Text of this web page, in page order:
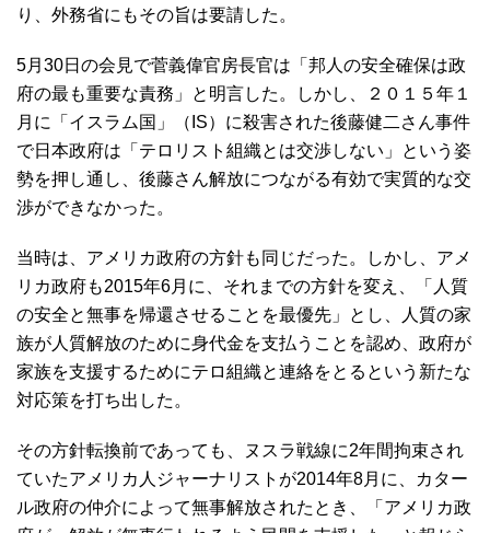
り、外務省にもその旨は要請した。
5月30日の会見で菅義偉官房長官は「邦人の安全確保は政
府の最も重要な責務」と明言した。しかし、２０１５年１
月に「イスラム国」（IS）に殺害された後藤健二さん事件
で日本政府は「テロリスト組織とは交渉しない」という姿
勢を押し通し、後藤さん解放につながる有効で実質的な交
渉ができなかった。
当時は、アメリカ政府の方針も同じだった。しかし、アメ
リカ政府も2015年6月に、それまでの方針を変え、「人質
の安全と無事を帰還させることを最優先」とし、人質の家
族が人質解放のために身代金を支払うことを認め、政府が
家族を支援するためにテロ組織と連絡をとるという新たな
対応策を打ち出した。
その方針転換前であっても、ヌスラ戦線に2年間拘束され
ていたアメリカ人ジャーナリストが2014年8月に、カター
ル政府の仲介によって無事解放されたとき、「アメリカ政